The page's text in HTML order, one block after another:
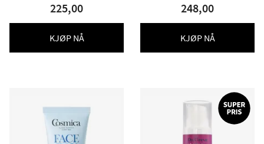
225,00
KJØP NÅ
248,00
KJØP NÅ